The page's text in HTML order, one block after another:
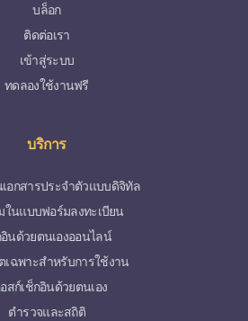
บล็อก
ติดต่อเรา
เข้าสู่ระบบ
ทดลองใช้งานฟรี
บริการ
อกสารประจำตัวแบบดิจิทัล
ในแบบฟอร์มลงทะเบียน
อินด้วยตนเองออนไลน์
เฉพาะสำหรับการใช้งาน
สก์เช็กอินด้วยตนเอง
ตำรวจและสถิติ